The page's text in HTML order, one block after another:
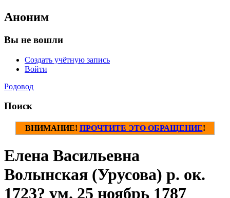
Аноним
Вы не вошли
Создать учётную запись
Войти
Родовод
Поиск
ВНИМАНИЕ! ПРОЧТИТЕ ЭТО ОБРАЩЕНИЕ!
Елена Васильевна
Волынская (Урусова) р. ок.
1723? ум. 25 ноябрь 1787